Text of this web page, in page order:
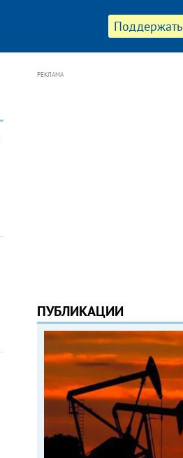
Поддержать
РЕКЛАМА
ПУБЛИКАЦИИ